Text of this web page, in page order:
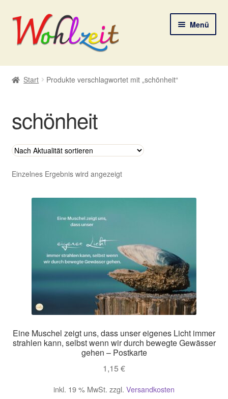
Zur
Navigation
springen
Zum
Inhalt
springen
Menü
Start
Datenschutzerklärung
Deine Auswahl
Digitale Lebenspostkarten
Gutscheine und Aktionen
Impressum
Mein Konto
Richtlinie für Rückerstattungen und Rückgaben
Versandarten
Start Produkte verschlagwortet mit „schönheit“
schönheit
Einzelnes Ergebnis wird angezeigt
Eine Muschel zeigt uns, dass unser eigenes Licht immer
strahlen kann, selbst wenn wir durch bewegte Gewässer
gehen – Postkarte
1,15 €
inkl. 19 % MwSt. zzgl. Versandkosten